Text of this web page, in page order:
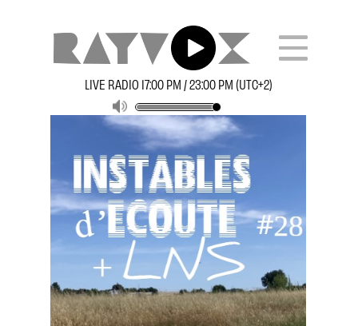
LIVE RADIO 17:00 PM / 23:00 PM (UTC+2)